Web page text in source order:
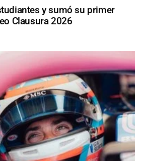
y sumó su primer
Clausura 2026